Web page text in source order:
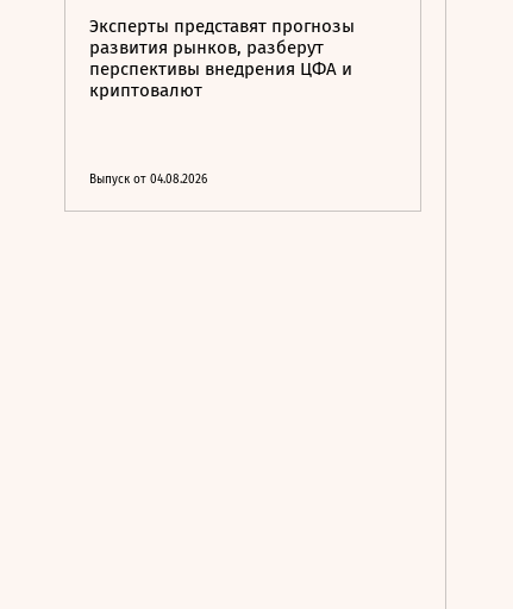
Эксперты представят прогнозы
развития рынков, разберут
перспективы внедрения ЦФА и
криптовалют
Выпуск от 04.08.2026